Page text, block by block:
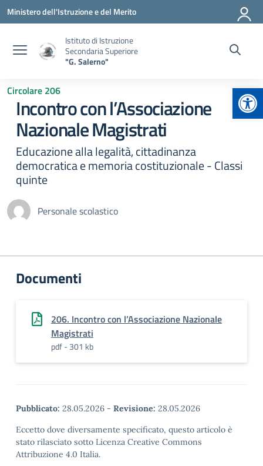
Vai ai contenuti
Vai al menu di navigazione
Vai al footer
Ministero dell'Istruzione e del Merito
Istituto di Istruzione
Secondaria Superiore
"G. Salerno"
Circolare 206
Incontro con l’Associazione
Nazionale Magistrati
Educazione alla legalità, cittadinanza
democratica e memoria costituzionale - Classi
quinte
Personale scolastico
Documenti
206. Incontro con l’Associazione Nazionale
Magistrati
pdf - 301 kb
Pubblicato: 28.05.2026 - Revisione: 28.05.2026
Eccetto dove diversamente specificato, questo articolo è
stato rilasciato sotto Licenza Creative Commons
Attribuzione 4.0 Italia.